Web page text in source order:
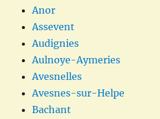
Anor
Assevent
Audignies
Aulnoye-Aymeries
Avesnelles
Avesnes-sur-Helpe
Bachant